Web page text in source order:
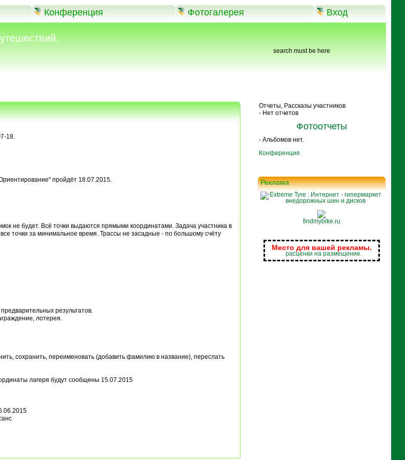
Конференция Фотогалерея Вход
search must be here
18.
пройдёт 18.07.2015.
не будет. Всё точки выдаются прямыми координатами. Задача участника в
точки за минимальное время. Трассы не засадные - по большому счёту
результатов.
лотерея.
сохранить, переименовать (добавить фамилию в название), переслать
лагеря будут сообщены 15.07.2015
Отчеты, Рассказы участников
- Нет отчетов
Фотоотчеты
- Альбомов нет.
Конференция
Реклама
findmybike.ru
Место для вашей рекламы.
расценки на размещение.